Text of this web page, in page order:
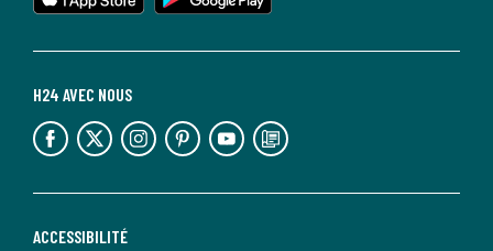
ACCESSIBILITÉ
H24 AVEC NOUS
lien vers l'espace réseaux sociaux lien vers l'espace réseaux sociaux lien vers l'espace réseaux sociaux lien vers l'espace réseaux sociaux lien vers l'espace réseaux sociaux lien vers le blog la redoute